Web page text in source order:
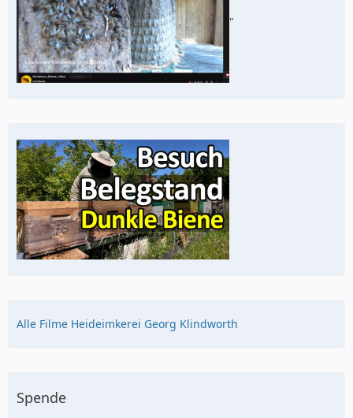
"
Alle Filme Heideimkerei Georg Klindworth
Spende